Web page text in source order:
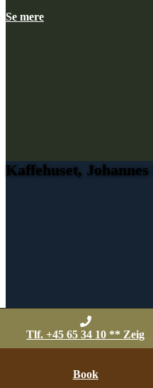
Se mere
Kaffehuset,
Das Kaffeehaus, Johannes
Tlf. +45 65 34 10 ** Zeig
Book